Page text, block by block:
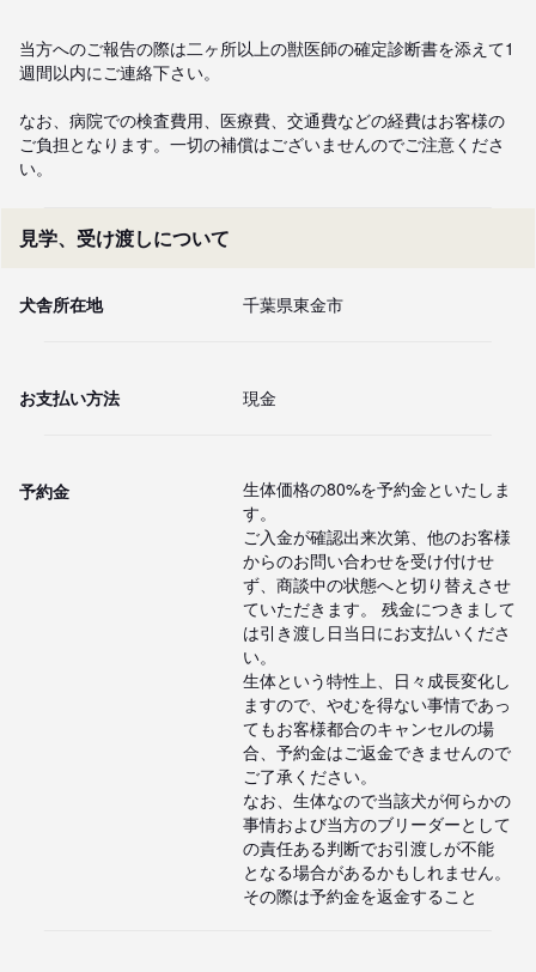
当方へのご報告の際は二ヶ所以上の獣医師の確定診断書を添えて1
週間以内にご連絡下さい。
なお、病院での検査費用、医療費、交通費などの経費はお客様の
ご負担となります。一切の補償はございませんのでご注意くださ
い。
見学、受け渡しについて
犬舎所在地 千葉県東金市
お支払い方法 現金
予約金
生体価格の80%を予約金といたしま
す。
ご入金が確認出来次第、他のお客様
からのお問い合わせを受け付けせ
ず、商談中の状態へと切り替えさせ
ていただきます。 残金につきまして
は引き渡し日当日にお支払いくださ
い。
生体という特性上、日々成長変化し
ますので、やむを得ない事情であっ
てもお客様都合のキャンセルの場
合、予約金はご返金できませんので
ご了承ください。
なお、生体なので当該犬が何らかの
事情および当方のブリーダーとして
の責任ある判断でお引渡しが不能
となる場合があるかもしれません。
その際は予約金を返金すること